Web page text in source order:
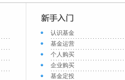
认识基金
基金运营
个人购买
企业购买
基金定投